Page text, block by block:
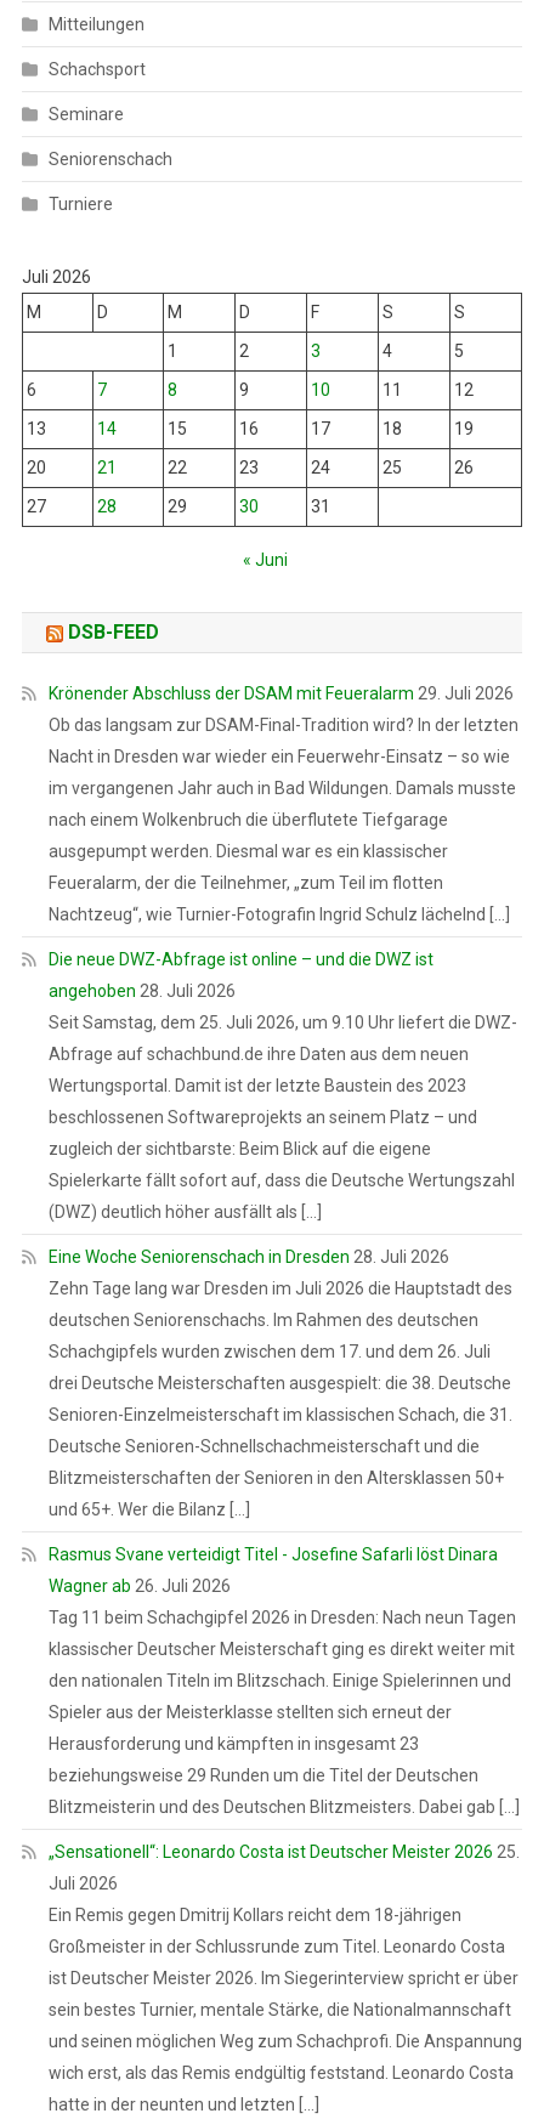
Mitteilungen
Schachsport
Seminare
Seniorenschach
Turniere
Juli 2026
M
D M D F S
S
1
2 3 4
5
6
7 8 9 10 11
12
13
14 15 16 17 18
19
20
21 22 23 24 25
26
27
28 29 30 31
« Juni
DSB-FEED
Krönender Abschluss der DSAM mit Feueralarm 29. Juli 2026
Ob das langsam zur DSAM-Final-Tradition wird? In der letzten
Nacht in Dresden war wieder ein Feuerwehr-Einsatz – so wie
im vergangenen Jahr auch in Bad Wildungen. Damals musste
nach einem Wolkenbruch die überflutete Tiefgarage
ausgepumpt werden. Diesmal war es ein klassischer
Feueralarm, der die Teilnehmer, „zum Teil im flotten
Nachtzeug“, wie Turnier-Fotografin Ingrid Schulz lächelnd […]
Die neue DWZ-Abfrage ist online – und die DWZ ist
angehoben 28. Juli 2026
Seit Samstag, dem 25. Juli 2026, um 9.10 Uhr liefert die DWZ-
Abfrage auf schachbund.de ihre Daten aus dem neuen
Wertungsportal. Damit ist der letzte Baustein des 2023
beschlossenen Softwareprojekts an seinem Platz – und
zugleich der sichtbarste: Beim Blick auf die eigene
Spielerkarte fällt sofort auf, dass die Deutsche Wertungszahl
(DWZ) deutlich höher ausfällt als […]
Eine Woche Seniorenschach in Dresden 28. Juli 2026
Zehn Tage lang war Dresden im Juli 2026 die Hauptstadt des
deutschen Seniorenschachs. Im Rahmen des deutschen
Schachgipfels wurden zwischen dem 17. und dem 26. Juli
drei Deutsche Meisterschaften ausgespielt: die 38. Deutsche
Senioren-Einzelmeisterschaft im klassischen Schach, die 31.
Deutsche Senioren-Schnellschachmeisterschaft und die
Blitzmeisterschaften der Senioren in den Altersklassen 50+
und 65+. Wer die Bilanz […]
Rasmus Svane verteidigt Titel - Josefine Safarli löst Dinara
Wagner ab 26. Juli 2026
Tag 11 beim Schachgipfel 2026 in Dresden: Nach neun Tagen
klassischer Deutscher Meisterschaft ging es direkt weiter mit
den nationalen Titeln im Blitzschach. Einige Spielerinnen und
Spieler aus der Meisterklasse stellten sich erneut der
Herausforderung und kämpften in insgesamt 23
beziehungsweise 29 Runden um die Titel der Deutschen
Blitzmeisterin und des Deutschen Blitzmeisters. Dabei gab […]
„Sensationell“: Leonardo Costa ist Deutscher Meister 2026 25.
Juli 2026
Ein Remis gegen Dmitrij Kollars reicht dem 18-jährigen
Großmeister in der Schlussrunde zum Titel. Leonardo Costa
ist Deutscher Meister 2026. Im Siegerinterview spricht er über
sein bestes Turnier, mentale Stärke, die Nationalmannschaft
und seinen möglichen Weg zum Schachprofi. Die Anspannung
wich erst, als das Remis endgültig feststand. Leonardo Costa
hatte in der neunten und letzten […]